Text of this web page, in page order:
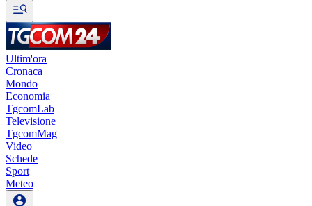
Ultim'ora
Cronaca
Mondo
Economia
TgcomLab
Televisione
TgcomMag
Video
Schede
Sport
Meteo